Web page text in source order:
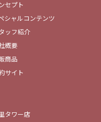
セプト
シャルコンテンツ
ッフ紹介
概要
商品
サイト
タワー店